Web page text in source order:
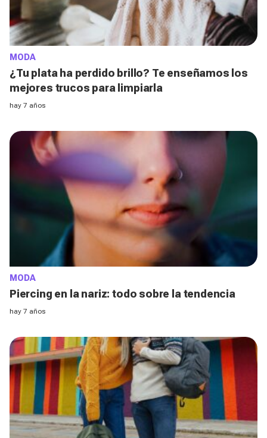
MODA
¿Tu plata ha perdido brillo? Te enseñamos los
mejores trucos para limpiarla
hay 7 años
MODA
Piercing en la nariz: todo sobre la tendencia
hay 7 años